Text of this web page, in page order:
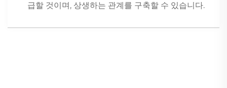
급할 것이며, 상생하는 관계를 구축할 수 있습니다.